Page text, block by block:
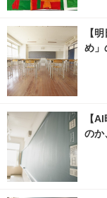
【
め」
【
のか